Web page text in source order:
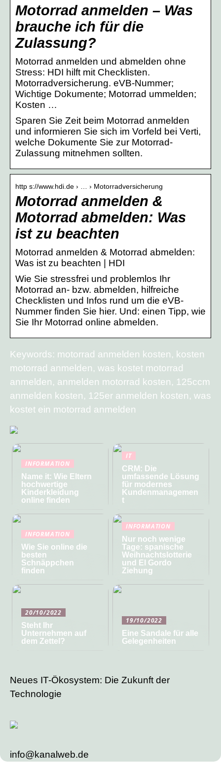
Motorrad anmelden – Was
brauche ich für die
Zulassung?
Motorrad anmelden und abmelden ohne
Stress: HDI hilft mit Checklisten.
Motorradversicherung. eVB-Nummer;
Wichtige Dokumente; Motorrad ummelden;
Kosten …
Sparen Sie Zeit beim Motorrad anmelden
und informieren Sie sich im Vorfeld bei Verti,
welche Dokumente Sie zur Motorrad-
Zulassung mitnehmen sollten.
http s://www.hdi.de › … › Motorradversicherung
Motorrad anmelden &
Motorrad abmelden: Was
ist zu beachten
Motorrad anmelden & Motorrad abmelden:
Was ist zu beachten | HDI
Wie Sie stressfrei und problemlos Ihr
Motorrad an- bzw. abmelden, hilfreiche
Checklisten und Infos rund um die eVB-
Nummer finden Sie hier. Und: einen Tipp, wie
Sie Ihr Motorrad online abmelden.
Keywords: motorrad anmelden kosten, kosten
motorrad anmelden, was kostet motorrad
anmelden, anmelden motorrad kosten, 125ccm
anmelden kosten, 125er anmelden kosten, was
kostet ein motorrad anmelden
INFORMATION
Name it: Wie Eltern
hochwertige
Kinderkleidung
online finden
IT
CRM: Die
umfassende Lösung
für modernes
Kundenmanagemen
t
INFORMATION
Wie Sie online die
besten
Schnäppchen
finden
INFORMATION
Nur noch wenige
Tage: spanische
Weihnachtslotterie
und El Gordo
Ziehung
20/10/2022
Steht Ihr
Unternehmen auf
dem Zettel?
19/10/2022
Eine Sandale für alle
Gelegenheiten
Neues IT-Ökosystem: Die Zukunft der
Technologie
info@kanalweb.de